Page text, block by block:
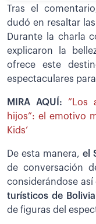
Tras el
dudó en resaltar
Durante la charla
explicaron la
ofrece este
espectaculares
MIRA AQUÍ: ”Los
hijos”: el emotivo
Kids’
De esta manera,el
de conversación
considerándose
turísticos de Bolivia
de figuras del